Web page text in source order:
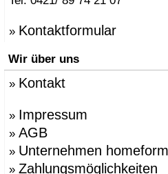
» Kontaktformular
Wir über uns
» Kontakt
» Impressum
» AGB
» Unternehmen homeform
» Zahlungsmöglichkeiten